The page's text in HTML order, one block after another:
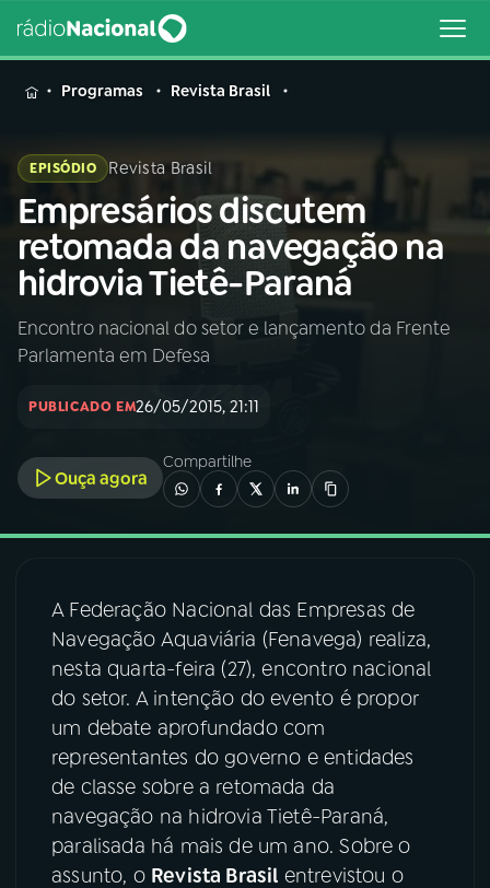
MENU
Buscar
na
Rádio
Nacional
Buscar
AO VIVO
INÍCIO
A RÁDIO
03PROGRAMAÇÃO
04PROGRAMAS
PODCASTS
06VIDEOCASTS
ÚLTIMAS
Programas Revista Brasil
EPISÓDIO Revista Brasil
Empresários discutem
retomada da navegação na
hidrovia Tietê-Paraná
Encontro nacional do setor e lançamento da Frente
Parlamenta em Defesa
PUBLICADO EM26/05/2015, 21:11
Ouça agora
Compartilhe
A Federação Nacional das Empresas de
Navegação Aquaviária (Fenavega) realiza,
nesta quarta-feira (27), encontro nacional
do setor. A intenção do evento é propor
um debate aprofundado com
representantes do governo e entidades
de classe sobre a retomada da
navegação na hidrovia Tietê-Paraná,
paralisada há mais de um ano. Sobre o
assunto, o Revista Brasil entrevistou o